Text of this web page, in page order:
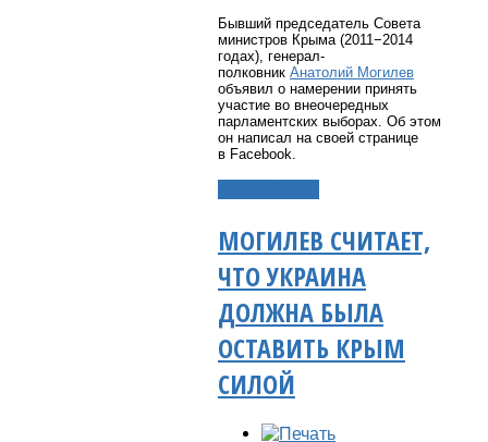
Бывший председатель Совета
министров Крыма (2011−2014
годах), генерал-
полковник Анатолий Могилев
объявил о намерении принять
участие во внеочередных
парламентских выборах. Об этом
он написал на своей странице
в Facebook.
МОГИЛЕВ СЧИТАЕТ,
ЧТО УКРАИНА
ДОЛЖНА БЫЛА
ОСТАВИТЬ КРЫМ
СИЛОЙ